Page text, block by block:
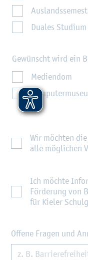
Duales Studium
Gewünscht wird ein
Mediendom
Wir möchten
alle möglichen
Ich möchte
Förderung von
für Kieler
Offene Fragen und